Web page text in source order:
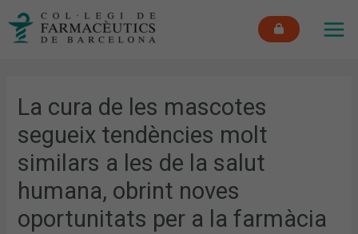
La cura de les mascotes
segueix tendències molt
similars a les de la salut
humana, obrint noves
oportunitats per a la farmàcia